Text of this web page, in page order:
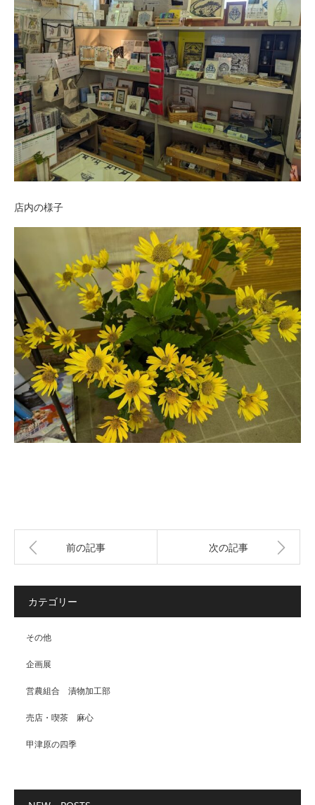
店内の様子
前の記事 次の記事
カテゴリー
その他
企画展
営農組合 漬物加工部
売店・喫茶 麻心
甲津原の四季